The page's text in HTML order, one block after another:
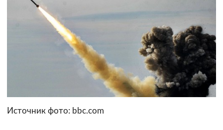
Источник фото: bbc.com